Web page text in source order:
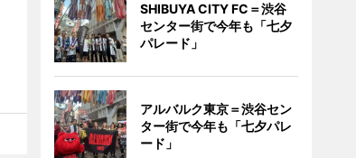
SHIBUYA CITY FC＝渋谷
センター街で今年も「七夕
パレード」
アルバルク東京＝渋谷セン
ター街で今年も「七夕パレ
ード」